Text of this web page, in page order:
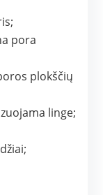
pora
plokščių
linge;